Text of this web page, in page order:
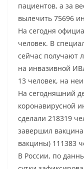
пациентов, а за
вылечить 75696
На сегодня
человек. В
сейчас получают
на инвазивной
13 человек, на
На сегодняшний
коронавирусной
сделали 218319
завершил
вакцины) 111383
В России, по